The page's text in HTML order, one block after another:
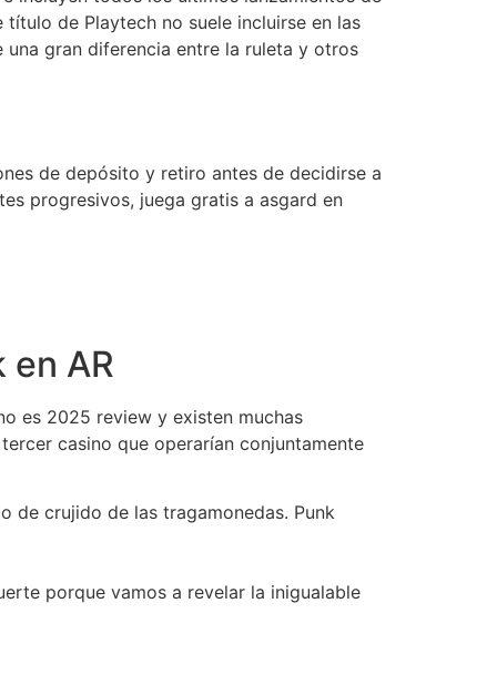
de Playtech no suele incluirse en las
gran diferencia entre la ruleta y otros
de depósito y retiro antes de decidirse a
progresivos, juega gratis a asgard en
AR
es 2025 review y existen muchas
casino que operarían conjuntamente
de crujido de las tragamonedas. Punk
porque vamos a revelar la inigualable